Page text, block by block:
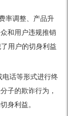
率调整、产品升
和用户违规推销
用户的切身利益
话等形式进行终
子的欺诈行为，
身利益。